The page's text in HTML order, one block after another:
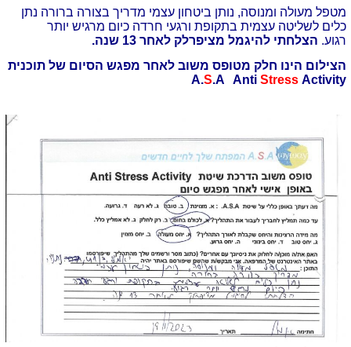
מטפל מעולה ומנוסה, נותן ביטחון עצמי מדריך בצורה ברורה נתן
כלים לשליטה עצמית בתקופת ורגעי חרדה כיום מרגיש יותר
רגוע. הצלחתי להיגמל מציפרלק לאחר 13 שנה.
הצילום הינו חלק מטופס משוב לאחר מפגש הסיום של תוכנית
A.S.A Anti StressActivity